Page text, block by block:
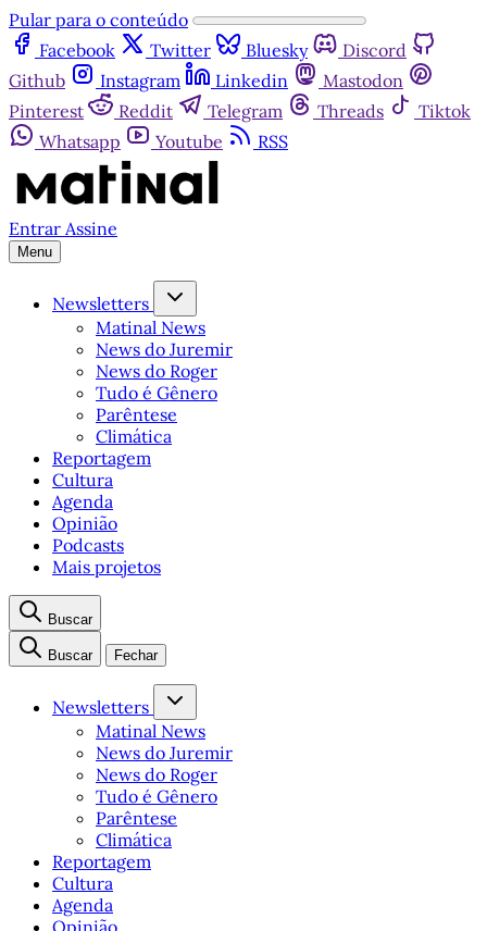
Pular para o conteúdo
Facebook
Twitter Bluesky
Discord
Github
Instagram Linkedin
Mastodon
Pinterest
Reddit Telegram Threads
Tiktok
Whatsapp
Youtube RSS
Entrar Assine
Menu
Newsletters
Matinal News
News do Juremir
News do Roger
Tudo é Gênero
Parêntese
Climática
Reportagem
Cultura
Agenda
Opinião
Podcasts
Mais projetos
Buscar
Buscar Fechar
Newsletters
Matinal News
News do Juremir
News do Roger
Tudo é Gênero
Parêntese
Climática
Reportagem
Cultura
Agenda
Opinião